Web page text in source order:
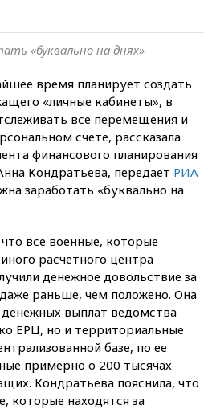
«буквально на днях»
время планирует создать
«личные кабинеты», в
все перемещения и
счете, рассказала
финансового планирования
Кондратьева, передает РИА
заработать «буквально на
все военные, которые
расчетного центра
денежное довольствие за
раньше, чем положено. Она
денежных выплат ведомства
ЕРЦ, но и территориальные
базе, по ее
примерно о 200 тысячах
Кондратьева пояснила, что
которые находятся за